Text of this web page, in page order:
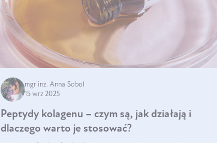
mgr inż. Anna Sobol
15 wrz 2025
Peptydy kolagenu – czym są, jak działają i
dlaczego warto je stosować?